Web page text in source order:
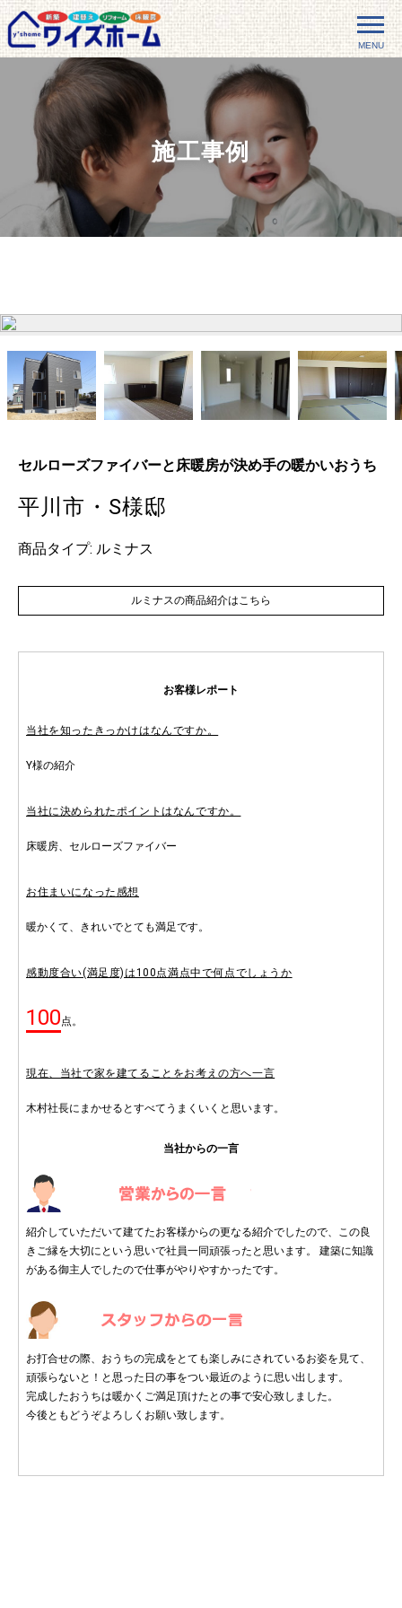
MENU
施工事例
セルローズファイバーと床暖房が決め手の暖かいおうち
平川市・S様邸
商品タイプ: ルミナス
ルミナスの商品紹介はこちら
お客様レポート
当社を知ったきっかけはなんですか。
Y様の紹介
当社に決められたポイントはなんですか。
床暖房、セルローズファイバー
お住まいになった感想
暖かくて、きれいでとても満足です。
感動度合い(満足度)は100点満点中で何点でしょうか
100 点。
現在、当社で家を建てることをお考えの方へ一言
木村社長にまかせるとすべてうまくいくと思います。
当社からの一言
紹介していただいて建てたお客様からの更なる紹介でしたので、この良
きご縁を大切にという思いで社員一同頑張ったと思います。 建築に知識
がある御主人でしたので仕事がやりやすかったです。
お打合せの際、おうちの完成をとても楽しみにされているお姿を見て、
頑張らないと！と思った日の事をつい最近のように思い出します。
完成したおうちは暖かくご満足頂けたとの事で安心致しました。
今後ともどうぞよろしくお願い致します。